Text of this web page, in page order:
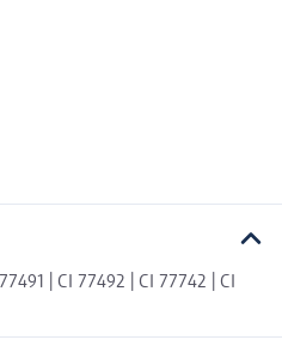
| CI 77492 | CI 77742 | CI